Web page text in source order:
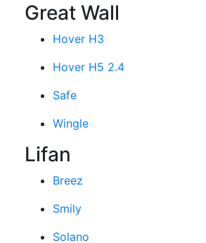
Great Wall
Hover H3
Hover H5 2.4
Safe
Wingle
Lifan
Breez
Smily
Solano